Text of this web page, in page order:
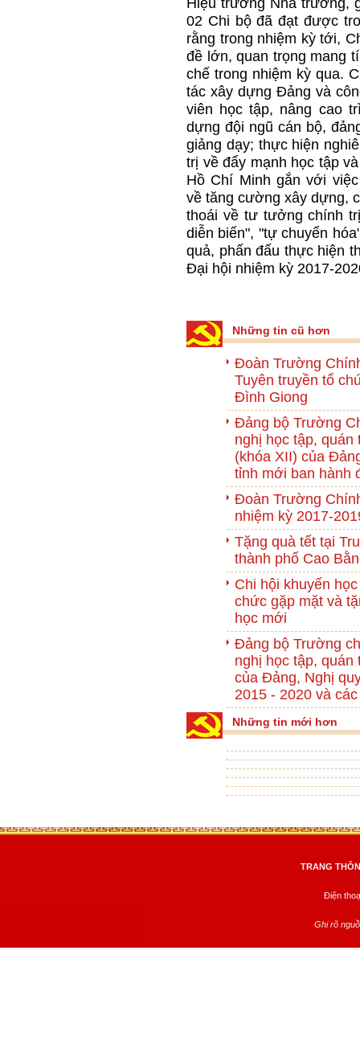
Hiệu trưởng Nhà trường,
02 Chi bộ đã đạt được
rằng trong nhiệm kỳ tới,
đề lớn, quan trọng mang
chế trong nhiệm kỳ qua.
tác xây dựng Đảng và
viên học tập, nâng cao
dựng đội ngũ cán bộ,
giảng dạy; thực hiện
trị về đẩy mạnh học tập
Hồ Chí Minh gắn với
về tăng cường xây dựng,
thoái về tư tưởng chính
diễn biến", "tự chuyển
quả, phấn đấu thực hiện
Đại hội nhiệm kỳ 2017-
Những tin cũ hơn
Đoàn Trường
Tuyên truyền tổ
Đình Giong
Đảng bộ Trường
nghị học tập,
(khóa XII) của
tỉnh mới ban hành
Đoàn Trường
nhiệm kỳ 2017-
Tặng quà tết tại
thành phố Cao
Chi hội khuyến
chức gặp mặt và
học mới
Đảng bộ Trường
nghị học tập,
của Đảng, Nghị
2015 - 2020 và
Những tin mới hơn
TRANG
Điện
Ghi rõ